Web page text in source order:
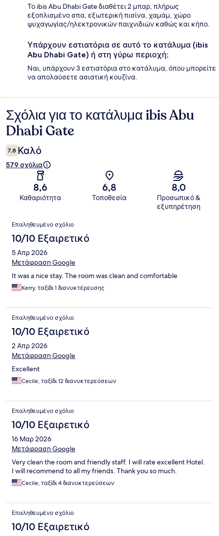
Το ibis Abu Dhabi Gate διαθέτει 2 μπαρ, πλήρως
εξοπλισμένο σπα, εξωτερική πισίνα, χαμάμ, χώρο
ψυχαγωγίας/ηλεκτρονικών παιχνιδιών καθώς και κήπο.
Υπάρχουν εστιατόρια σε αυτό το κατάλυμα (ibis
Abu Dhabi Gate) ή στη γύρω περιοχή;
Ναι, υπάρχουν 3 εστιατόρια στο κατάλυμα, όπου μπορείτε
να απολαύσετε ασιατική κουζίνα.
Σχόλια
Σχόλια για το κατάλυμα ibis Abu
Dhabi Gate
7,8 Καλό
579 σχόλια
8,6
Καθαριότητα
6,8
Τοποθεσία
8,0
Προσωπικό &
εξυπηρέτηση
Σχόλια
Επαληθευμένο σχόλιο
10/10 Εξαιρετικό
5 Απρ 2026
Μετάφραση Google
It was a nice stay. The room was clean and comfortable
Kerry, ταξίδι 1 διανυκτέρευσης
Επαληθευμένο σχόλιο
10/10 Εξαιρετικό
2 Απρ 2026
Μετάφραση Google
Excellent
Cecile, ταξίδι 12 διανυκτερεύσεων
Επαληθευμένο σχόλιο
10/10 Εξαιρετικό
16 Μαρ 2026
Μετάφραση Google
Very clean the room and friendly staff. I will rate excellent Hotel.
I will recommend to all my friends. Thank you so much.
Cecile, ταξίδι 4 διανυκτερεύσεων
Επαληθευμένο σχόλιο
10/10 Εξαιρετικό